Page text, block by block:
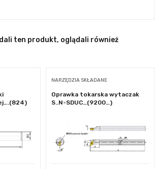
ten produkt, oglądali również
NARZĘDZIA SKŁADANE
Oprawka tokarska wytaczak
S..N-SDUC…(9200…)